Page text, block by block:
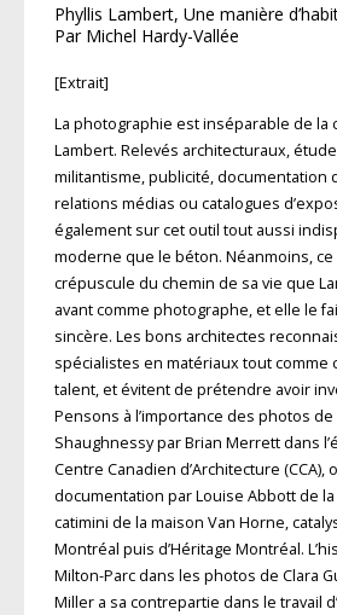
Phyllis Lambert, Une manière
Par Michel Hardy-Vallée
[Extrait]
La photographie est inséparable de la
Lambert. Relevés architecturaux,
militantisme, publicité, documentation
relations médias ou catalogues
également sur cet outil tout aussi
moderne que le béton. Néanmoins, ce
crépuscule du chemin de sa vie que
avant comme photographe, et elle le
sincère. Les bons architectes
spécialistes en matériaux tout comme
talent, et évitent de prétendre avoir
Pensons à l’importance des photos de
Shaughnessy par Brian Merrett dans
Centre Canadien d’Architecture (CCA),
documentation par Louise Abbott de
catimini de la maison Van Horne,
Montréal puis d’Héritage Montréal.
Milton-Parc dans les photos de Clara
Miller a sa contrepartie dans le travail